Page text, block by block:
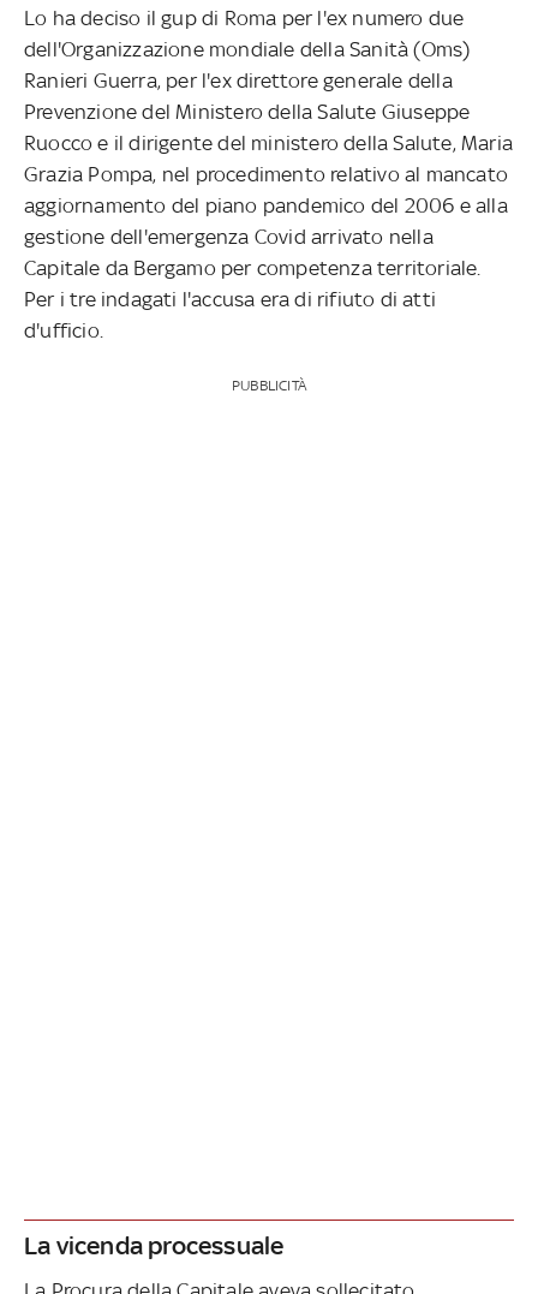
Lo ha deciso il gup di Roma per l'ex numero due
dell'Organizzazione mondiale della Sanità (Oms)
Ranieri Guerra, per l'ex direttore generale della
Prevenzione del Ministero della Salute Giuseppe
Ruocco e il dirigente del ministero della Salute, Maria
Grazia Pompa, nel procedimento relativo al mancato
aggiornamento del piano pandemico del 2006 e alla
gestione dell'emergenza Covid arrivato nella
Capitale da Bergamo per competenza territoriale.
Per i tre indagati l'accusa era di rifiuto di atti
d'ufficio.
PUBBLICITÀ
La vicenda processuale